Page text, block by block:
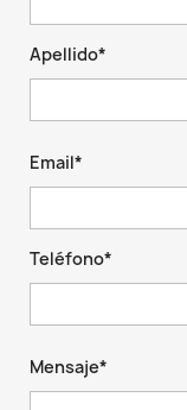
Apellido*
Email*
Teléfono*
Mensaje*